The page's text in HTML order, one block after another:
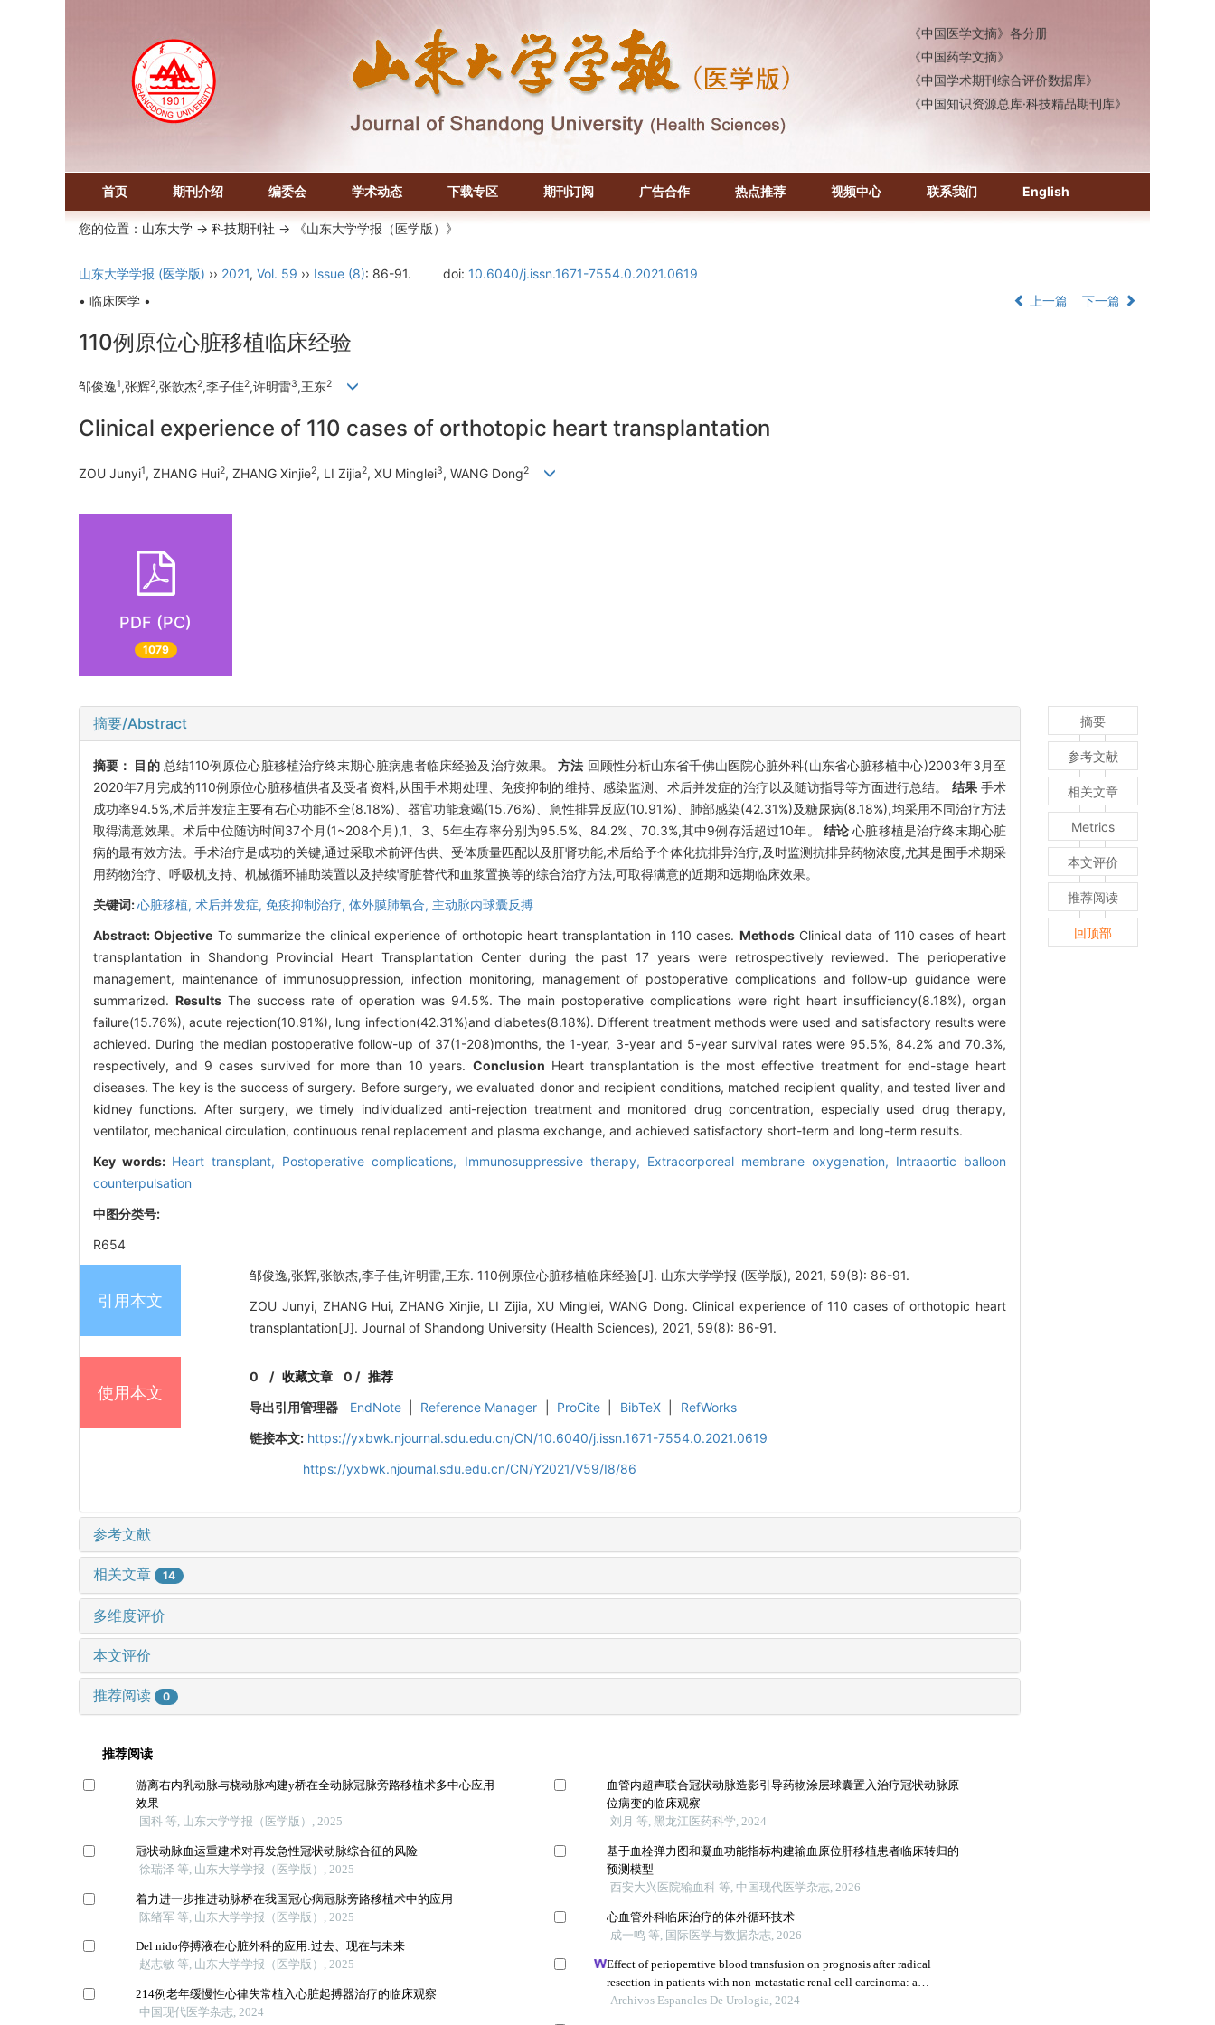
《中国药学文摘》
《中国学术期刊综合评价数据库》
《中国知识资源总库·科技精品期刊库》
首页 期刊介绍 编委会 学术动态 下载专区 期刊订阅 广告合作 热点推荐 视频中心 联系我们 English
您的位置： 山东大学 -> 科技期刊社 -> 《山东大学学报（医学版）》
山东大学学报 (医学版) ›› 2021, Vol. 59 ›› Issue (8): 86-91. doi: 10.6040/j.issn.1671-7554.0.2021.0619
• 临床医学 •
上一篇 下一篇
110例原位心脏移植临床经验
邹俊逸1,张辉2,张歆杰2,李子佳2,许明雷3,王东2
Clinical experience of 110 cases of orthotopic heart transplantation
ZOU Junyi1, ZHANG Hui2, ZHANG Xinjie2, LI Zijia2, XU Minglei3, WANG Dong2
PDF (PC)
1079
摘要/Abstract
摘要： 目的总结110例原位心脏移植治疗终末期心脏病患者临床经验及治疗效果。方法 回顾性分析山东省千佛山医院心脏外科(山东省心脏移植中心)2003年3月至
2020年7月完成的110例原位心脏移植供者及受者资料,从围手术期处理、免疫抑制的维持、感染监测、术后并发症的治疗以及随访指导等方面进行总结。 结果手术
成功率94.5%,术后并发症主要有右心功能不全(8.18%)、器官功能衰竭(15.76%)、急性排异反应(10.91%)、肺部感染(42.31%)及糖尿病(8.18%),均采用不同治疗方法
取得满意效果。术后中位随访时间37个月(1~208个月),1、3、5年生存率分别为95.5%、84.2%、70.3%,其中9例存活超过10年。 结论 心脏移植是治疗终末期心脏
病的最有效方法。手术治疗是成功的关键,通过采取术前评估供、受体质量匹配以及肝肾功能,术后给予个体化抗排异治疗,及时监测抗排异药物浓度,尤其是围手术期采
用药物治疗、呼吸机支持、机械循环辅助装置以及持续肾脏替代和血浆置换等的综合治疗方法,可取得满意的近期和远期临床效果。
关键词:心脏移植, 术后并发症, 免疫抑制治疗, 体外膜肺氧合, 主动脉内球囊反搏
Abstract:Objective To summarize the clinical experience of orthotopic heart transplantation in 110 cases. MethodsClinical data of 110 cases of heart
transplantation in Shandong Provincial Heart Transplantation Center during the past 17 years were retrospectively reviewed. The perioperative
management, maintenance of immunosuppression, infection monitoring, management of postoperative complications and follow-up guidance were
summarized. ResultsThe success rate of operation was 94.5%. The main postoperative complications were right heart insufficiency(8.18%), organ
failure(15.76%), acute rejection(10.91%), lung infection(42.31%)and diabetes(8.18%). Different treatment methods were used and satisfactory results were
achieved. During the median postoperative follow-up of 37(1-208)months, the 1-year, 3-year and 5-year survival rates were 95.5%, 84.2% and 70.3%,
respectively, and 9 cases survived for more than 10 years. Conclusion Heart transplantation is the most effective treatment for end-stage heart
diseases. The key is the success of surgery. Before surgery, we evaluated donor and recipient conditions, matched recipient quality, and tested liver and
kidney functions. After surgery, we timely individualized anti-rejection treatment and monitored drug concentration, especially used drug therapy,
ventilator, mechanical circulation, continuous renal replacement and plasma exchange, and achieved satisfactory short-term and long-term results.
Key words: Heart transplant, Postoperative complications, Immunosuppressive therapy, Extracorporeal membrane oxygenation, Intraaortic balloon
counterpulsation
中图分类号:
R654
引用本文
邹俊逸,张辉,张歆杰,李子佳,许明雷,王东. 110例原位心脏移植临床经验[J]. 山东大学学报 (医学版), 2021, 59(8): 86-91.
ZOU Junyi, ZHANG Hui, ZHANG Xinjie, LI Zijia, XU Minglei, WANG Dong. Clinical experience of 110 cases of orthotopic heart
transplantation[J]. Journal of Shandong University (Health Sciences), 2021, 59(8): 86-91.
使用本文
0 /收藏文章 0 / 推荐
导出引用管理器
EndNote Reference Manager ProCite BibTeX
RefWorks
链接本文: https://yxbwk.njournal.sdu.edu.cn/CN/10.6040/j.issn.1671-7554.0.2021.0619
https://yxbwk.njournal.sdu.edu.cn/CN/Y2021/V59/I8/86
参考文献
相关文章 14
多维度评价
本文评价
推荐阅读 0
摘要
参考文献
相关文章
Metrics
本文评价
推荐阅读
回顶部